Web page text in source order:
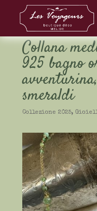
Collana
925 bagno
smeraldi
Collezione 2025,